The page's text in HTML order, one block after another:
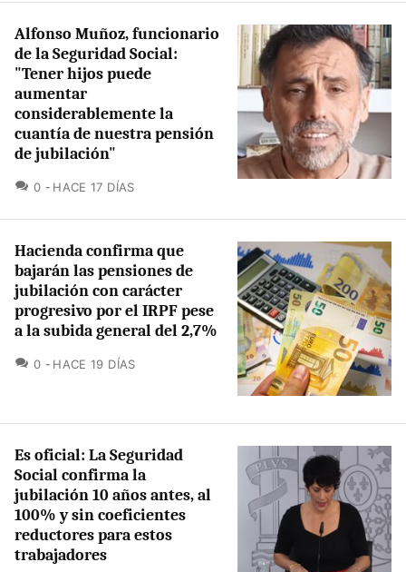
Alfonso Muñoz, funcionario
de la Seguridad Social:
"Tener hijos puede
aumentar
considerablemente la
cuantía de nuestra pensión
de jubilación"
0 COMENTARIOS
HACE 17 DÍAS
Hacienda confirma que
bajarán las pensiones de
jubilación con carácter
progresivo por el IRPF pese
a la subida general del 2,7%
0 COMENTARIOS
HACE 19 DÍAS
Es oficial: La Seguridad
Social confirma la
jubilación 10 años antes, al
100% y sin coeficientes
reductores para estos
trabajadores